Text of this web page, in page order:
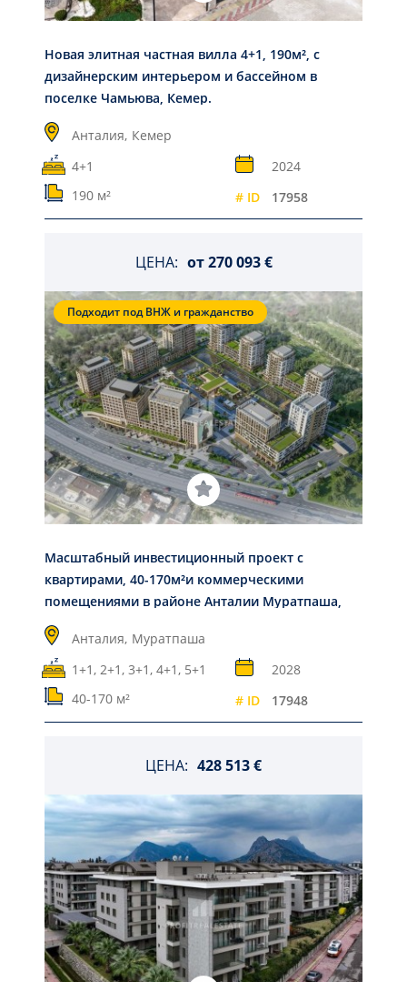
Новая элитная частная вилла 4+1, 190м², с
дизайнерским интерьером и бассейном в
поселке Чамьюва, Кемер.
Анталия, Кемер
4+1
2024
190 м²
# ID 17958
ЦЕНА: от270 093 €
Подходит под ВНЖ и гражданство
Масштабный инвестиционный проект с
квартирами, 40-170м²и коммерческими
помещениями в районе Анталии Муратпаша,
под ВНЖ и гражданство
Анталия, Муратпаша
1+1, 2+1, 3+1, 4+1, 5+1
2028
40-170 м²
# ID 17948
ЦЕНА: 428 513 €